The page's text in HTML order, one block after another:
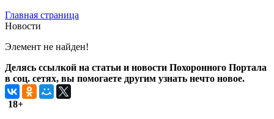
Главная страница
Новости
Элемент не найден!
Делясь ссылкой на статьи и новости Похоронного Портала
в соц. сетях, вы помогаете другим узнать нечто новое.
18+